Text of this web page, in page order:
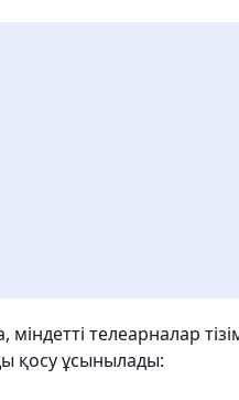
телеарналар
қосу ұсынылады: